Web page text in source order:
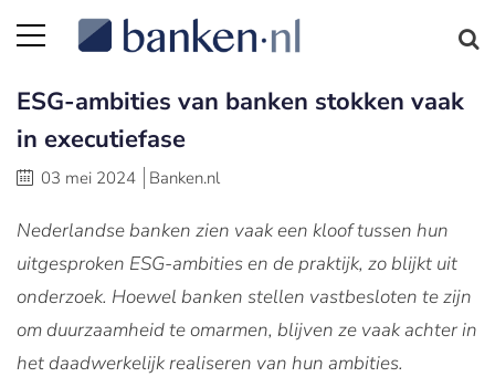
ESG-ambities van banken stokken vaak
in executiefase
03 mei 2024 Banken.nl
Nederlandse banken zien vaak een kloof tussen hun
uitgesproken ESG-ambities en de praktijk, zo blijkt uit
onderzoek. Hoewel banken stellen vastbesloten te zijn
om duurzaamheid te omarmen, blijven ze vaak achter in
het daadwerkelijk realiseren van hun ambities.